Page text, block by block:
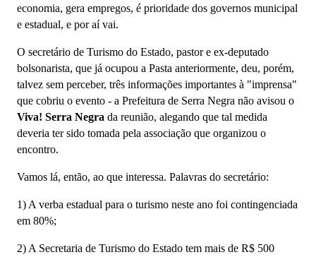
economia, gera empregos, é prioridade dos governos municipal
e estadual, e por aí vai.
O secretário de Turismo do Estado, pastor e ex-deputado
bolsonarista, que já ocupou a Pasta anteriormente, deu, porém,
talvez sem perceber, três informações importantes à "imprensa"
que cobriu o evento - a Prefeitura de Serra Negra não avisou o
Viva! Serra Negra da reunião, alegando que tal medida
deveria ter sido tomada pela associação que organizou o
encontro.
Vamos lá, então, ao que interessa. Palavras do secretário:
1) A verba estadual para o turismo neste ano foi contingenciada
em 80%;
2) A Secretaria de Turismo do Estado tem mais de R$ 500